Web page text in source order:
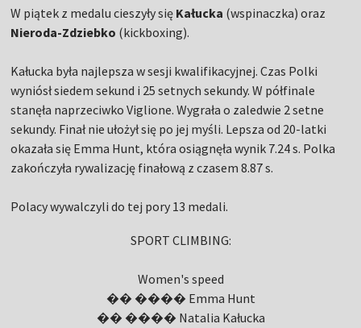
W piątek z medalu cieszyły się Kałucka (wspinaczka) oraz
Nieroda-Zdziebko (kickboxing).
Kałucka była najlepsza w sesji kwalifikacyjnej. Czas Polki
wyniósł siedem sekund i 25 setnych sekundy. W półfinale
stanęła naprzeciwko Viglione. Wygrała o zaledwie 2 setne
sekundy. Finał nie ułożył się po jej myśli. Lepsza od 20-latki
okazała się Emma Hunt, która osiągnęła wynik 7.24 s. Polka
zakończyła rywalizację finałową z czasem 8.87 s.
Polacy wywalczyli do tej pory 13 medali.
SPORT CLIMBING:
Women's speed
�� ���� Emma Hunt
�� ���� Natalia Kałucka